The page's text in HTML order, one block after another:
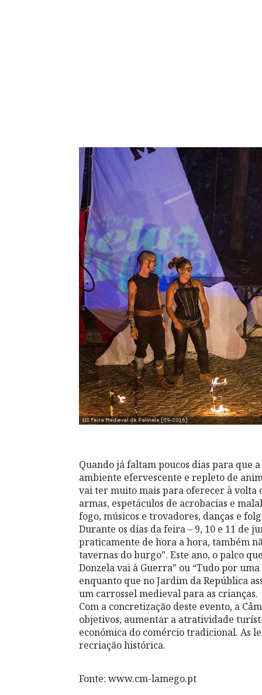
Quando já faltam poucos dias para que
ambiente efervescente e repleto de
vai ter muito mais para oferecer à volta
armas, espetáculos de acrobacias e
fogo, músicos e trovadores, danças e
Durante os dias da feira – 9, 10 e 11 de
praticamente de hora a hora, também
tavernas do burgo”. Este ano, o palco
Donzela vai à Guerra” ou “Tudo por
enquanto que no Jardim da República
um carrossel medieval para as crianças.
Com a concretização deste evento, a
objetivos, aumentar a atratividade
económica do comércio tradicional. As
recriação histórica.
Fonte: www.cm-lamego.pt